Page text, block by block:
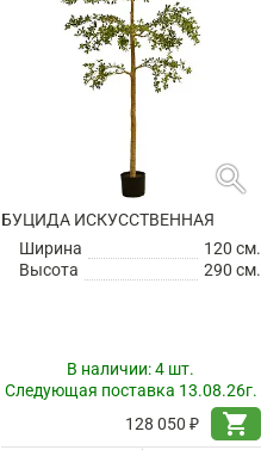
search
БУЦИДА ИСКУССТВЕННАЯ
Ширина
120 см.
Высота
290 см.
В наличии:4 шт.
Следующая поставка 13.08.26г.
128 050 ₽
shopping_cart